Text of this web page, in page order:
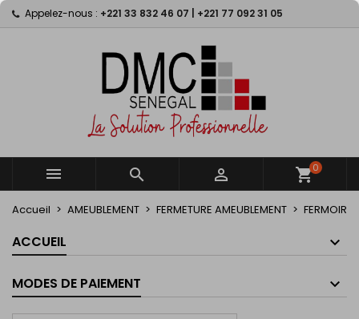
Appelez-nous : +221 33 832 46 07 | +221 77 092 31 05
   shopping_cart0
Accueil AMEUBLEMENT FERMETURE AMEUBLEMENT FERMOIR
ACCUEIL
MODES DE PAIEMENT
My wishlists ×
Create new list
((modalTitle)) ×
((confirmMessage))
((cancelText)) ((modalDeleteText))
Créer une liste d'envies ×
Nom de la liste d'envies
Annuler Créer une liste d'envies
Connexion ×
Vous devez être connecté pour ajouter des produits
à votre liste d'envies.
Annuler Connexion